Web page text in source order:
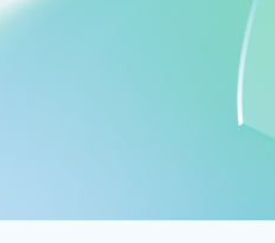
を開始する
してのみ課金されます。